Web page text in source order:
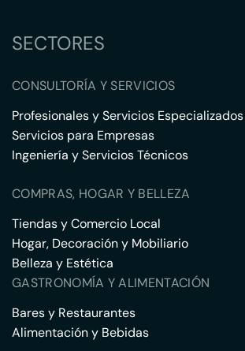
SECTORES
CONSULTORÍA Y SERVICIOS
Profesionales y Servicios Especializados
Servicios para Empresas
Ingeniería y Servicios Técnicos
COMPRAS, HOGAR Y BELLEZA
Tiendas y Comercio Local
Hogar, Decoración y Mobiliario
Belleza y Estética
GASTRONOMÍA Y ALIMENTACIÓN
Bares y Restaurantes
Alimentación y Bebidas